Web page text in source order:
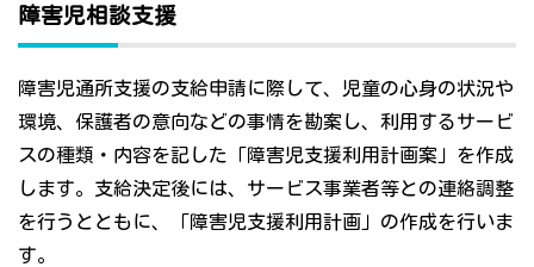
障害児相談支援
障害児通所支援の支給申請に際して、児童の心身の状況や
環境、保護者の意向などの事情を勘案し、利用するサービ
スの種類・内容を記した「障害児支援利用計画案」を作成
します。支給決定後には、サービス事業者等との連絡調整
を行うとともに、「障害児支援利用計画」の作成を行いま
す。